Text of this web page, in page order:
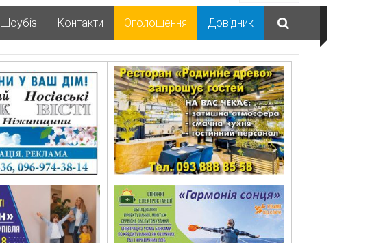
Шоубіз Контакти Оголошення Довідник